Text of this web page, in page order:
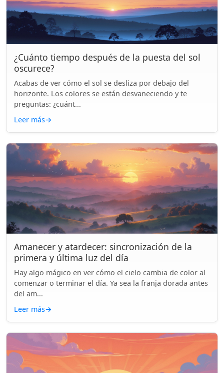
¿Cuánto tiempo después de la puesta del sol
oscurece?
Acabas de ver cómo el sol se desliza por debajo del
horizonte. Los colores se están desvaneciendo y te
preguntas: ¿cuánt...
Leer más→
Amanecer y atardecer: sincronización de la
primera y última luz del día
Hay algo mágico en ver cómo el cielo cambia de color al
comenzar o terminar el día. Ya sea la franja dorada antes
del am...
Leer más→